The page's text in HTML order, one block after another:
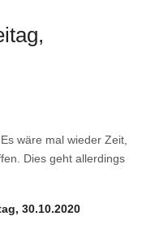
wäre mal wieder Zeit,
Dies geht allerdings
30.10.2020